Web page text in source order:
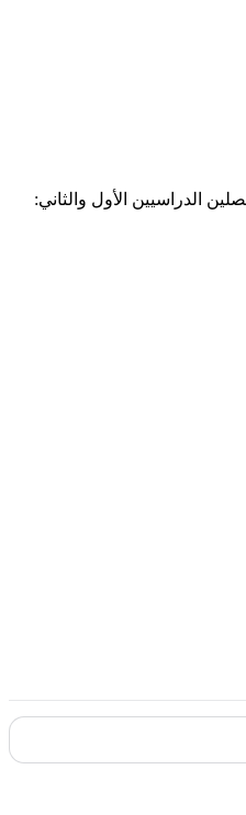
الدراسيين الأول والثاني: